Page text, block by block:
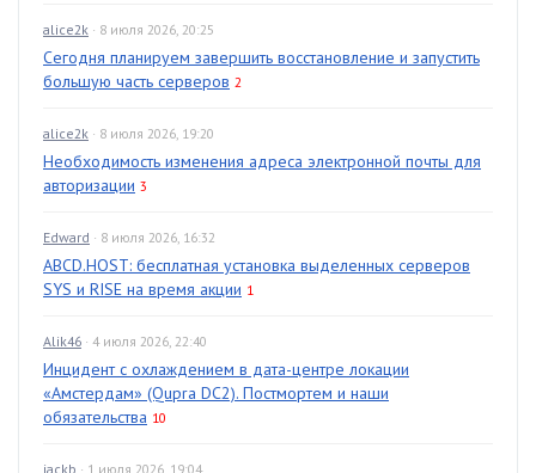
alice2k · 8 июля 2026, 20:25
Сегодня планируем завершить восстановление и запустить
большую часть серверов 2
alice2k · 8 июля 2026, 19:20
Необходимость изменения адреса электронной почты для
авторизации 3
Edward · 8 июля 2026, 16:32
ABCD.HOST: бесплатная установка выделенных серверов
SYS и RISE на время акции 1
Alik46 · 4 июля 2026, 22:40
Инцидент с охлаждением в дата-центре локации
«Амстердам» (Qupra DC2). Постмортем и наши
обязательства 10
jackb · 1 июля 2026, 19:04